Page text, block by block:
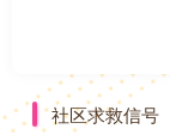
社区求救信号